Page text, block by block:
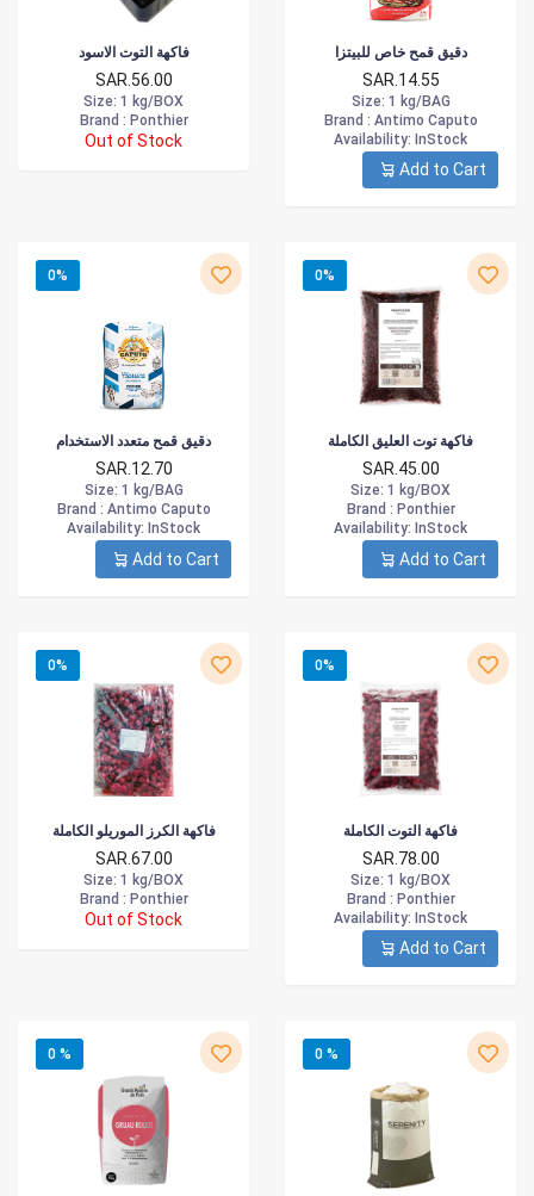
فاكهة التوت الاسود
SAR.56.00
Size: 1 kg/BOX
Brand : Ponthier
Out of Stock
دقيق قمح خاص للبيتزا
SAR.14.55
Size: 1 kg/BAG
Brand : Antimo Caputo
Availability: InStock
Add to Cart
0%
دقيق قمح متعدد الاستخدام
SAR.12.70
Size: 1 kg/BAG
Brand : Antimo Caputo
Availability: InStock
Add to Cart
0%
فاكهة توت العليق الكاملة
SAR.45.00
Size: 1 kg/BOX
Brand : Ponthier
Availability: InStock
Add to Cart
0%
فاكهة الكرز الموريلو الكاملة
SAR.67.00
Size: 1 kg/BOX
Brand : Ponthier
Out of Stock
0%
فاكهة التوت الكاملة
SAR.78.00
Size: 1 kg/BOX
Brand : Ponthier
Availability: InStock
Add to Cart
0 % 0 %